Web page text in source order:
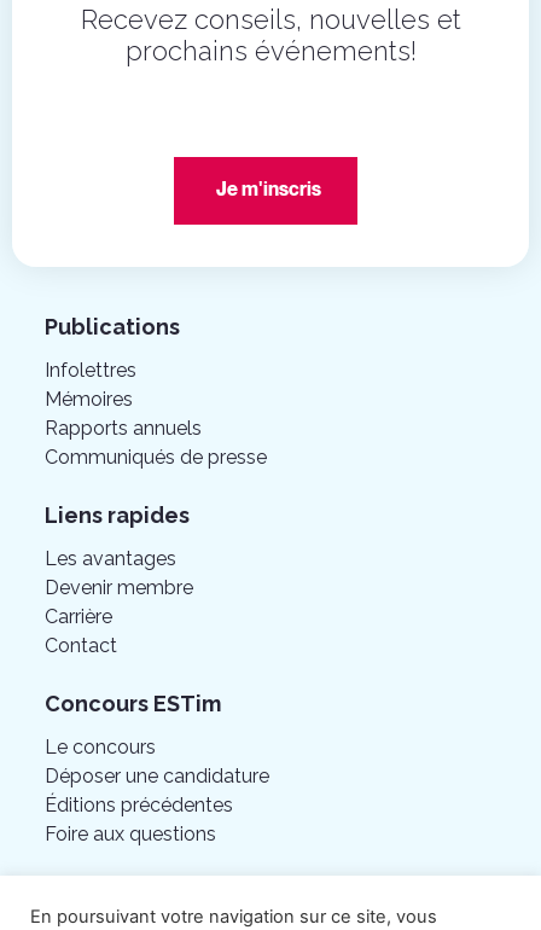
Recevez conseils, nouvelles et
prochains événements!
Je m'inscris
Publications
Infolettres
Mémoires
Rapports annuels
Communiqués de presse
Liens rapides
Les avantages
Devenir membre
Carrière
Contact
Concours ESTim
Le concours
Déposer une candidature
Éditions précédentes
Foire aux questions
En poursuivant votre navigation sur ce site, vous